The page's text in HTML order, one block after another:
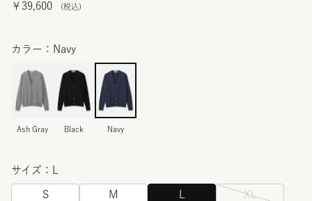
￥39,600
カラー：Navy
Ash Gray Black Navy
サイズ：L
S M XL